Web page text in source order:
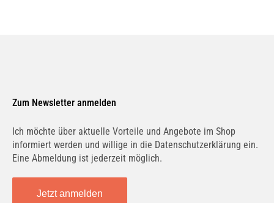
Zum Newsletter anmelden
Ich möchte über aktuelle Vorteile und Angebote im Shop
informiert werden und willige in die Datenschutzerklärung ein.
Eine Abmeldung ist jederzeit möglich.
Jetzt anmelden